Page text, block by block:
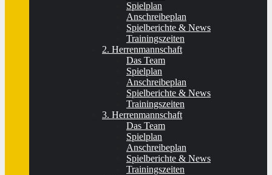
Spielplan
Anschreibeplan
Spielberichte & News
Trainingszeiten
2. Herrenmannschaft
Das Team
Spielplan
Anschreibeplan
Spielberichte & News
Trainingszeiten
3. Herrenmannschaft
Das Team
Spielplan
Anschreibeplan
Spielberichte & News
Trainingszeiten